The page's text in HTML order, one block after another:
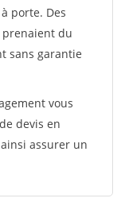
porte. Des
prenaient du
sans garantie
vous
devis en
assurer un